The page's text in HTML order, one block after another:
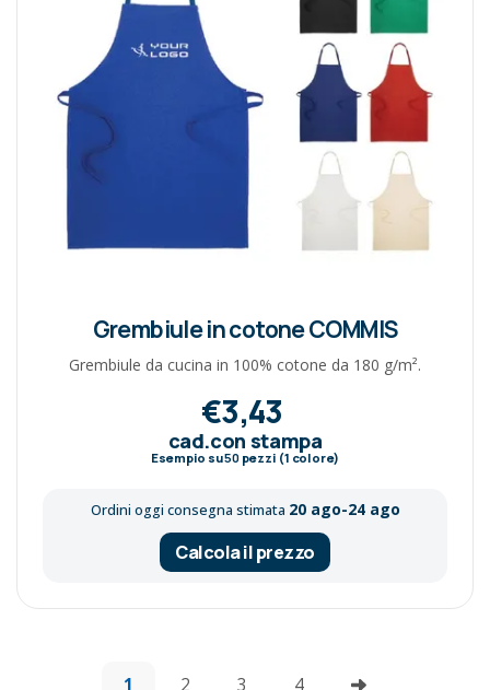
Grembiule in cotone COMMIS
Grembiule da cucina in 100% cotone da 180 g/m².
€3,43
cad.con stampa
Esempio su50pezzi (1 colore)
Ordini oggi consegna stimata 20 ago-24 ago
Calcola il prezzo
1 2 3 4